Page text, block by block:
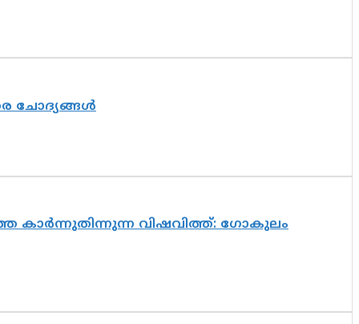
ചോദ്യങ്ങൾ
കാർന്നുതിന്നുന്ന വിഷവിത്ത്: ഗോകുലം